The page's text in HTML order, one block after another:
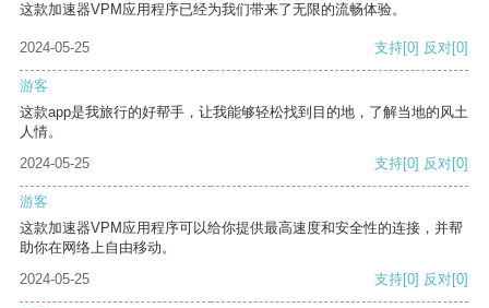
这款加速器VPM应用程序已经为我们带来了无限的流畅体验。
2024-05-25 支持[0] 反对[0]
游客
这款app是我旅行的好帮手，让我能够轻松找到目的地，了解当地的风土
人情。
2024-05-25
支持[0] 反对[0]
游客
这款加速器VPM应用程序可以给你提供最高速度和安全性的连接，并帮
助你在网络上自由移动。
2024-05-25
支持[0] 反对[0]